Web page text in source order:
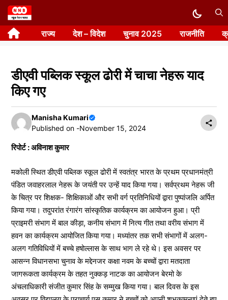
Skip
to
content राज्य देश – विदेश चुनाव 2025 राजनीति
डीएवी पब्लिक स्कूल ढोरी में चाचा नेहरू याद
किए गए
Manisha Kumari
Published on -November 15, 2024
रिपोर्ट : अविनाश कुमार
मकोली स्थित डीएवी पब्लिक स्कूल ढोरी में स्वतंत्र भारत के प्रथम प्रधानमंत्री
पंडित जवाहरलाल नेहरू के जयंती पर उन्हें याद किया गया। सर्वप्रथम नेहरू जी
के चित्र पर शिक्षक- शिक्षिकाओं और सभी वर्ग प्रतिनिधियों द्वारा पुष्पांजलि अर्पित
किया गया। तदुपरांत रंगारंग सांस्कृतिक कार्यक्रम का आयोजन हुआ। प्री
प्राइमरी संभाग में बाल कीड़ा, कनीय संभाग में नित्य गीत तथा वरीय संभाग में
हवन का कार्यक्रम आयोजित किया गया। मध्यांतर तक सभी संभागों में अलग-
अलग गतिविधियों में बच्चे हषोल्लास के साथ भाग ले रहे थे। इस अवसर पर
आसन्न विधानसभा चुनाव के मद्देनजर कक्षा नवम के बच्चों द्वारा मतदाता
जागरूकता कार्यक्रम के तहत नुक्कड़ नाटक का आयोजन बेरमो के
अंचलाधिकारी संजीत कुमार सिंह के सम्मुख किया गया। बाल दिवस के इस